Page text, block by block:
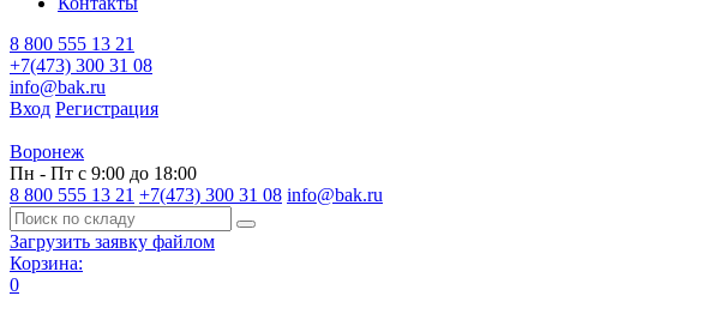
8 800 555 13 21
+7(473) 300 31 08
info@bak.ru
Вход Регистрация
Воронеж
Пн - Пт с 9:00 до 18:00
8 800 555 13 21 +7(473) 300 31 08 info@bak.ru
Загрузить заявку файлом
Корзина:
0